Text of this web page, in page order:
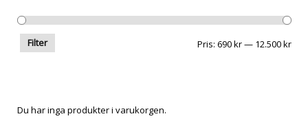
Pris
Pris
Filter Pris: 690 kr— 12.500 kr
Du har inga produkter i varukorgen.